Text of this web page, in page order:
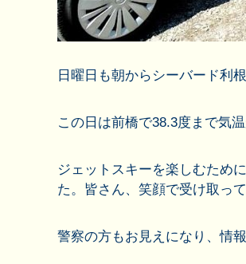
日曜日も朝からシーバード利
この日は前橋で38.3度まで気
ジェットスキーを楽しむため
た。皆さん、笑顔で受け取っ
警察の方もお見えになり、情